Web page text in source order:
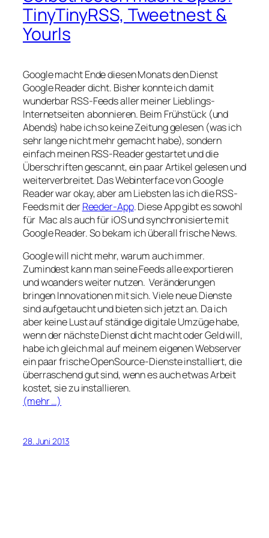
TinyTinyRSS, Tweetnest &
Yourls
Google macht Ende diesen Monats den Dienst
Google Reader dicht. Bisher konnte ich damit
wunderbar RSS-Feeds aller meiner Lieblings-
Internetseiten abonnieren. Beim Frühstück (und
Abends) habe ich so keine Zeitung gelesen (was ich
sehr lange nicht mehr gemacht habe), sondern
einfach meinen RSS-Reader gestartet und die
Überschriften gescannt, ein paar Artikel gelesen und
weiterverbreitet. Das Webinterface von Google
Reader war okay, aber am Liebsten las ich die RSS-
Feeds mit derReeder-App. Diese App gibt es sowohl
für Mac als auch für iOS und synchronisierte mit
Google Reader. So bekam ich überall frische News.
Google will nicht mehr, warum auch immer.
Zumindest kann man seine Feeds alle exportieren
und woanders weiter nutzen. Veränderungen
bringen Innovationen mit sich. Viele neue Dienste
sind aufgetaucht und bieten sich jetzt an. Da ich
aber keine Lust auf ständige digitale Umzüge habe,
wenn der nächste Dienst dicht macht oder Geld will,
habe ich gleich mal auf meinem eigenen Webserver
ein paar frische OpenSource-Dienste installiert, die
überraschend gut sind, wenn es auch etwas Arbeit
kostet, sie zu installieren.
(mehr …)
28. Juni 2013